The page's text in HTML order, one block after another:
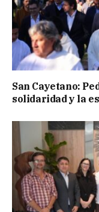
San Cayetano:
solidaridad y la